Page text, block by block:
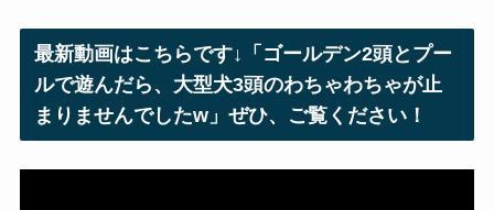
ス
最新動画はこちらです↓「ゴールデン2頭とプー
ルで遊んだら、大型犬3頭のわちゃわちゃが止
まりませんでしたw」ぜひ、ご覧ください！